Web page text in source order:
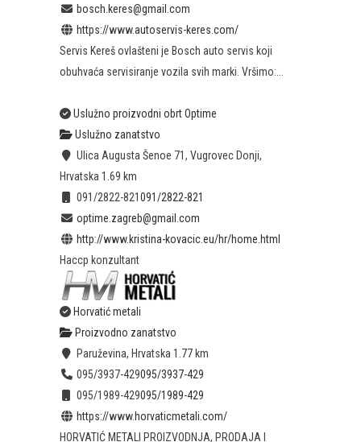
bosch.keres@gmail.com
https://www.autoservis-keres.com/
Servis Kereš ovlašteni je Bosch auto servis koji
obuhvaća servisiranje vozila svih marki. Vršimo:...
Uslužno proizvodni obrt Optime
Uslužno zanatstvo
Ulica Augusta Šenoe 71, Vugrovec Donji,
Hrvatska1.69 km
091/2822-821091/2822-821
optime.zagreb@gmail.com
http://www.kristina-kovacic.eu/hr/home.html
Haccp konzultant
Horvatić metali
Proizvodno zanatstvo
Paruževina, Hrvatska 1.77 km
095/3937-429095/3937-429
095/1989-429095/1989-429
https://www.horvaticmetali.com/
HORVATIĆ METALI PROIZVODNJA, PRODAJA I